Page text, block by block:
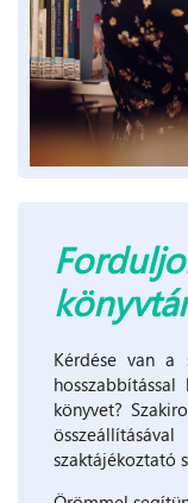
Kérdése van a
könyvet?
szaktájékoztató